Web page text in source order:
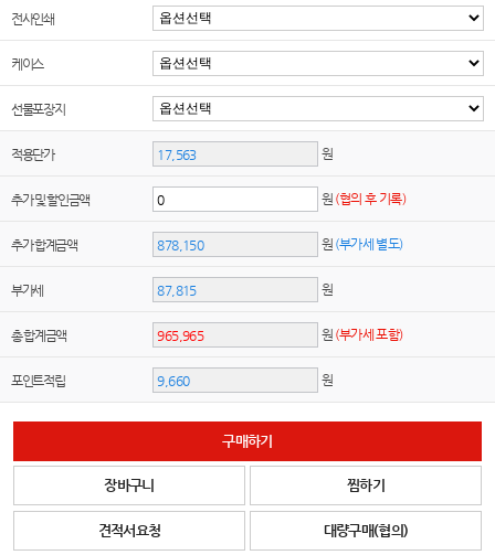
전사인쇄
케이스
선물포장지
적용단가 원
추가 및 할인금액 원 (협의 후 기록)
추가 합계금액 원 (부가세 별도)
부가세 원
총 합계금액 원 (부가세 포함)
포인트적립 원
구매하기
장바구니 찜하기
견적서요청 대량구매(협의)